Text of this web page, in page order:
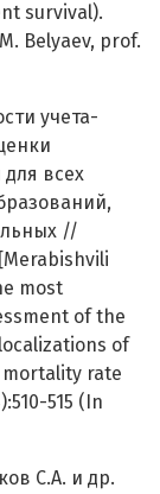
survival).
Belyaev, prof.
учета-
всех
//
most
of the
of
rate
515 (In
С.А. и др.